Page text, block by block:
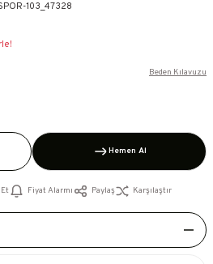
103_47328
Beden Kılavuzu
Hemen Al
Et Fiyat Alarmı Paylaş Karşılaştır